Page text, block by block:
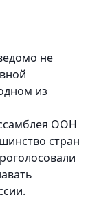
не
из
ООН
стран